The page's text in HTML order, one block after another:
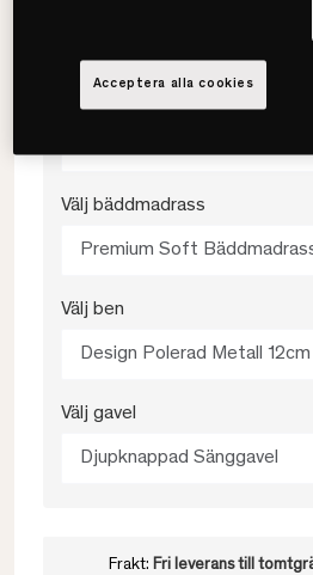
Välj bäddmadrass
Premium Soft
Välj ben
Design Polerad Metall 12cm
Välj gavel
Djupknappad Sänggavel
Frakt: Fri leverans till
Acceptera alla cookies